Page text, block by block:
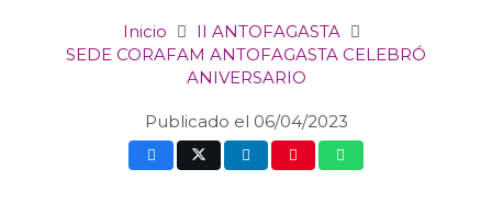
Inicio
II ANTOFAGASTA
SEDE CORAFAM ANTOFAGASTA CELEBRÓ
ANIVERSARIO
Publicado el 06/04/2023